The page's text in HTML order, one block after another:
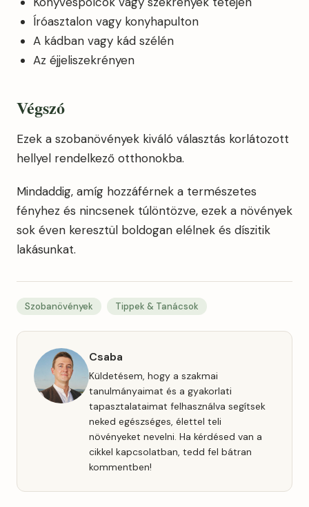
Íróasztalon vagy konyhapulton
A kádban vagy kád szélén
Az éjjeliszekrényen
Végszó
Ezek a szobanövények kiváló választás korlátozott
hellyel rendelkező otthonokba.
Mindaddig, amíg hozzáférnek a természetes
fényhez és nincsenek túlöntözve, ezek a növények
sok éven keresztül boldogan elélnek és díszitik
lakásunkat.
Szobanövények Tippek & Tanácsok
Csaba
Küldetésem, hogy a szakmai
tanulmányaimat és a gyakorlati
tapasztalataimat felhasználva segítsek
neked egészséges, élettel teli
növényeket nevelni. Ha kérdésed van a
cikkel kapcsolatban, tedd fel bátran
kommentben!